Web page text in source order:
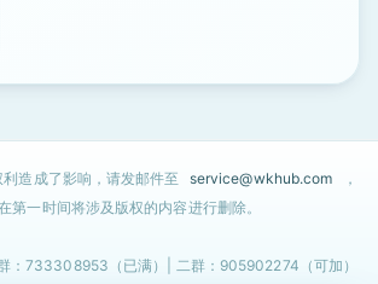
造成了影响，请发邮件至 service@wkhub.com
，
第一时间将涉及版权的内容进行删除。
：733308953（已满）| 二群：905902274（可加）